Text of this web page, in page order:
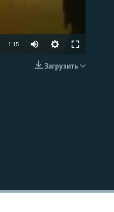
EMBED
1:15
Загрузить